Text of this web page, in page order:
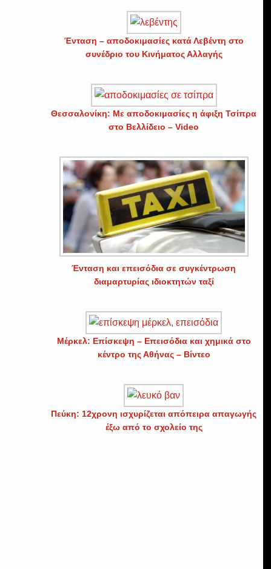
Ένταση – αποδοκιμασίες κατά Λεβέντη στο
συνέδριο του Κινήματος Αλλαγής
Θεσσαλονίκη: Με αποδοκιμασίες η άφιξη Τσίπρα
στο Βελλίδειο – Video
Ένταση και επεισόδια σε συγκέντρωση
διαμαρτυρίας ιδιοκτητών ταξί
Μέρκελ: Επίσκεψη – Επεισόδια και χημικά στο
κέντρο της Αθήνας – Βίντεο
Πεύκη: 12χρονη ισχυρίζεται απόπειρα απαγωγής
έξω από το σχολείο της